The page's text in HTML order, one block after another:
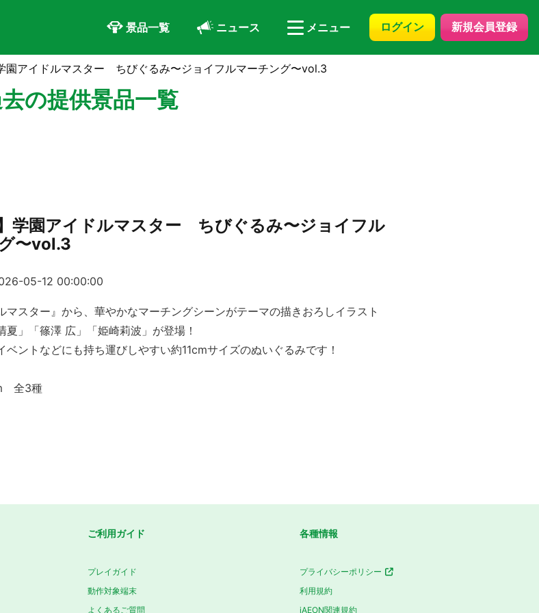
景品一覧 ニュース メニュー ログイン 新規会員登録
園アイドルマスター ちびぐるみ〜ジョイフルマーチング〜vol.3
の提供景品一覧
】学園アイドルマスター ちびぐるみ〜ジョイフル
〜vol.3
05-12 00:00:00
マスター』から、華やかなマーチングシーンがテーマの描きおろしイラスト
夏」「篠澤 広」「姫崎莉波」が登場！
ベントなどにも持ち運びしやすい約11cmサイズのぬいぐるみです！
全3種
ご利用ガイド
プレイガイド
動作対象端末
よくあるご質問
各種情報
プライバシーポリシー
利用規約
iAEON関連規約